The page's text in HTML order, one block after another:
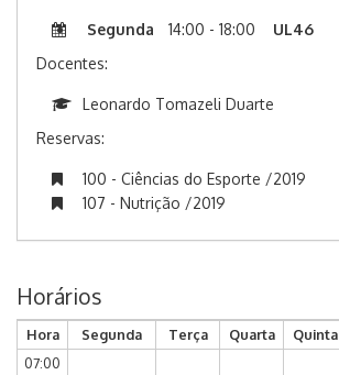
Segunda 14:00 - 18:00
UL46
Docentes:
Leonardo Tomazeli Duarte
Reservas:
100 - Ciências do Esporte /2019
107 - Nutrição /2019
Horários
Hora Segunda Terça Quarta Quinta
07:00